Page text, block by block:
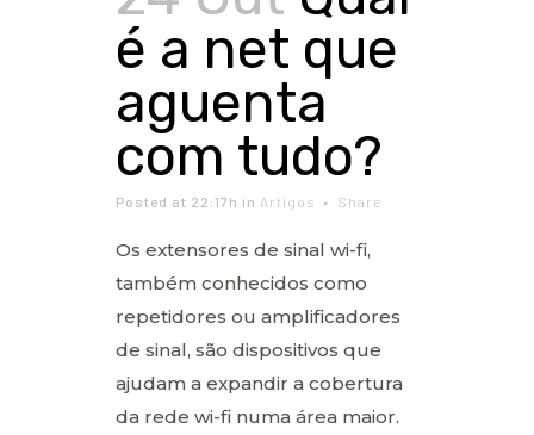
é a net que
aguenta
com tudo?
Posted at 22:17h in Artigos Share
Os extensores de sinal wi-fi,
também conhecidos como
repetidores ou amplificadores
de sinal, são dispositivos que
ajudam a expandir a cobertura
da rede wi-fi numa área maior.